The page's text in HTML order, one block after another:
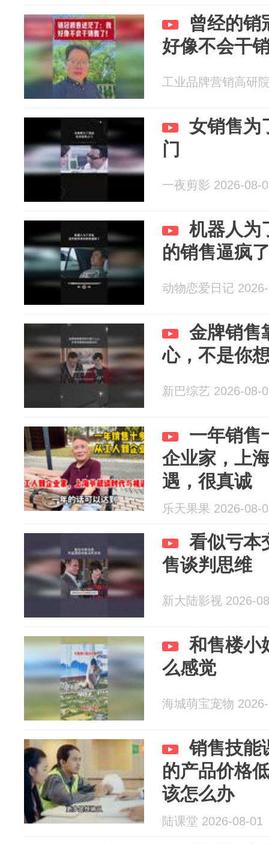
曾经的销
好像不会干
工业品牌营销高研
女销售为
门
一夜剪影 2026-08-
机器人为
的销售逼疯
动物恋爱日记
金牌销售
心，不是你
新巴综艺 2026-08-
一年销售
企业家，上
遇，很真诚
乐天果果 2026-08-
看似亏本
售谈判思维
新大陆影视 2026-
和售楼小
么感觉
海城萌宝宠物
销售技能
的产品价格
该怎么办
陆课堂 2026-08-01